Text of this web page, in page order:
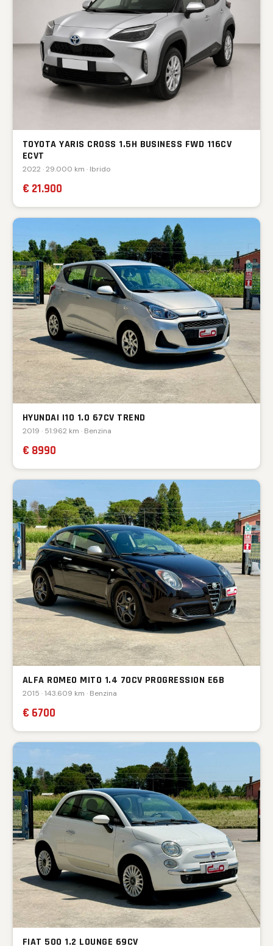
TOYOTA YARIS CROSS 1.5H BUSINESS FWD 116CV
ECVT
2022 · 29.000 km · Ibrido
€ 21.900
HYUNDAI I10 1.0 67CV TREND
2019 · 51.962 km · Benzina
€ 8990
ALFA ROMEO MITO 1.4 70CV PROGRESSION E6B
2015 · 143.609 km · Benzina
€ 6700
FIAT 500 1.2 LOUNGE 69CV